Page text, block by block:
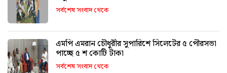
সর্বশেষ সংবাদ থেকে
এমপি এমরান চৌধুরীর সুপারিশে সিলেটের ৫ পৌরসভা
পাচ্ছে ৫ শ কোটি টাকা
সর্বশেষ সংবাদ থেকে